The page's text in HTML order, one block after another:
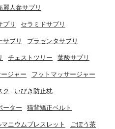
麗人参サプリ
プリ セラミドサプリ
サプリ プラセンタサプリ
チェストツリー 葉酸サプリ
ジャー フットマッサージャー
ク いびき防止枕
ーター 猫背矯正ベルト
ニウムブレスレット ごぼう茶